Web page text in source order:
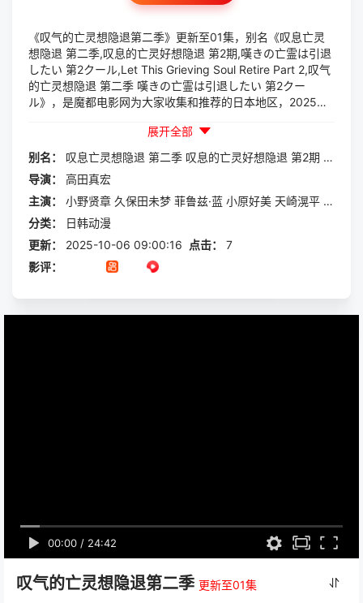
《叹气的亡灵想隐退第二季》更新至01集，别名《叹息亡灵
想隐退 第二季,叹息的亡灵好想隐退 第2期,嘆きの亡霊は引退
したい 第2クール,Let This Grieving Soul Retire Part 2,叹气
的亡灵想隐退 第二季 嘆きの亡霊は引退したい 第2クー
ル》，是魔都电影网为大家收集和推荐的日本地区，2025年
兹·蓝,小原好美,天崎滉平,杉田智和,古贺葵,大地叶,关根明良,
前田诚二,大塚明夫,道井悠,木村良平,稻田彻,白石晴香,芹泽优,
天野聪美,猪股慧士,赤泽凉太,安野希世乃,茜屋日海夏 Himika
Akaneya等一起参与演出的一部日韩动漫，本片讲述的是：
内详
展开全部
别名：
叹息亡灵想隐退 第二季 叹息的亡灵好想隐退 第2期 嘆きの
导演：
高田真宏
主演：
小野贤章 久保田未梦 菲鲁兹·蓝 小原好美 天崎滉平 杉田智
分类：
日韩动漫
更新：
2025-10-06 09:00:16 点击：
7
影评：
00:00 / 24:42
叹气的亡灵想隐退第二季 更新至01集